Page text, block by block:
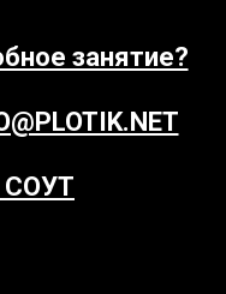
занятие?
СОУТ